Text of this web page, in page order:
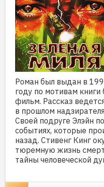
Роман был выдан в
году по мотивам
фильм. Рассказ
в прошлом
Своей подруге Элэйн
событиях, которые
назад. Стивенг Кинг
тюремную жизнь
тайны человеческой